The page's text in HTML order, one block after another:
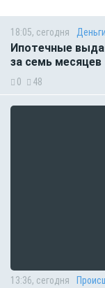
18:05, сегодня Деньги
Ипотечные
за семь месяцев
0 48
13:36, сегодня